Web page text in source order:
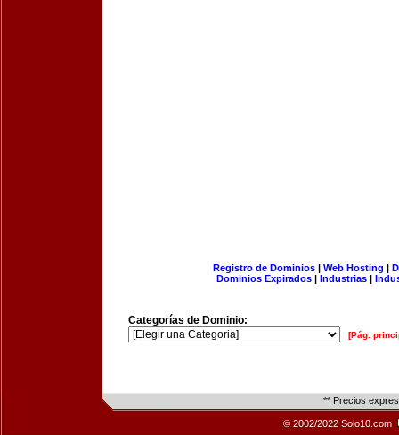
Registro de Dominios| Web Hosting |
Dominios Expirados | Industrias |
Categorías de Dominio:
[Pág.
** Precios
© 2002/2022 Solo10.com